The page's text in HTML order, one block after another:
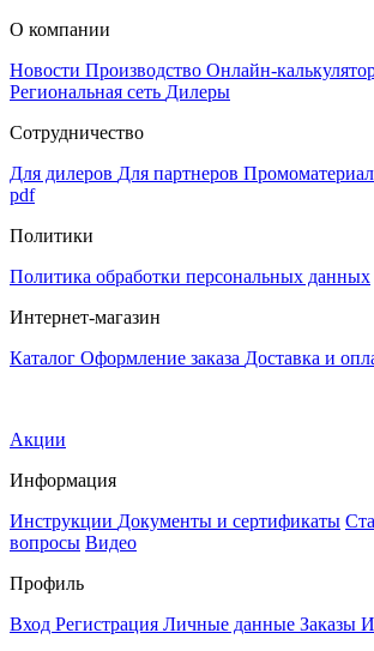
О компании
Новости Производство Онлайн-
Региональная сеть Дилеры
Сотрудничество
Для дилеров Для партнеров
pdf
Политики
Политика обработки персональных данных
Интернет-магазин
Каталог Оформление заказа Доставка и
Акции
Информация
Инструкции Документы и сертификаты
вопросы Видео
Профиль
Вход Регистрация Личные данные Заказы